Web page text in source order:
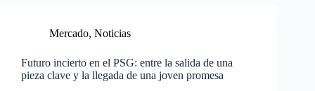
Mercado, Noticias
Futuro incierto en el PSG: entre la salida de una
pieza clave y la llegada de una joven promesa